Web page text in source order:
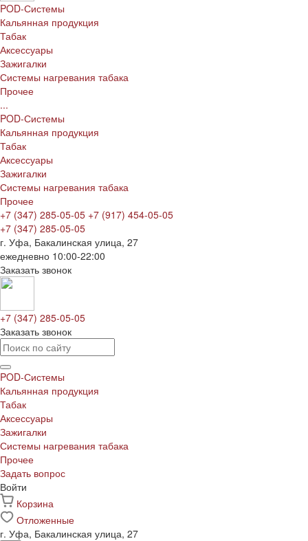
POD-Системы
Кальянная продукция
Табак
Аксессуары
Зажигалки
Системы нагревания табака
Прочее
...
POD-Системы
Кальянная продукция
Табак
Аксессуары
Зажигалки
Системы нагревания табака
Прочее
+7 (347) 285-05-05 +7 (917) 454-05-05
+7 (347) 285-05-05
г. Уфа, Бакалинская улица, 27
ежедневно 10:00-22:00
Заказать звонок
+7 (347) 285-05-05
Заказать звонок
POD-Системы
Кальянная продукция
Табак
Аксессуары
Зажигалки
Системы нагревания табака
Прочее
Задать вопрос
Войти
Корзина
Отложенные
г. Уфа, Бакалинская улица, 27